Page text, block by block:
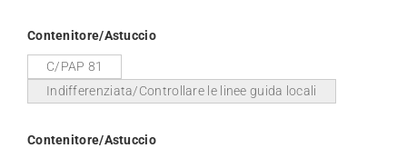
Contenitore/Astuccio
C/PAP 81
Indifferenziata/Controllare le linee guida locali
Contenitore/Astuccio